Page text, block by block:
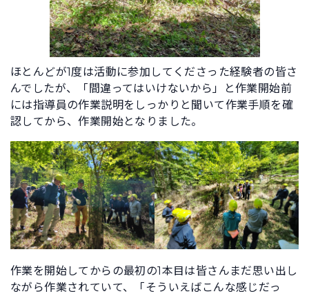
ほとんどが1度は活動に参加してくださった経験者の皆さ
んでしたが、「間違ってはいけないから」と作業開始前
には指導員の作業説明をしっかりと聞いて作業手順を確
認してから、作業開始となりました。
作業を開始してからの最初の1本目は皆さんまだ思い出し
ながら作業されていて、「そういえばこんな感じだっ